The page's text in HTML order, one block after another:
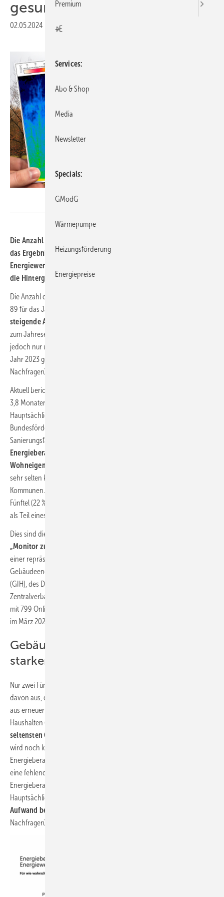
gesunken
02.05.2024 Druckvorschau
Die Anzahl der Energieberatungen ist 2023 stark gesunken, so
das Ergebnis der Sirius Campus Marktuntersuchung „Monitor zur
Energiewende – Perspektive der Energieberater“. Doch was sind
die Hintergründe dafür?
Die Anzahl der Energieberatungen je Energieeffizienz-Experten ist von
89 für das Jahr 2022 auf 54 in 2023 erheblich gesunken. Durch die
steigende Anzahl der Energieeffizienz-Experten
zum Jahresende 2023 ist die Gesamtzahl der Energieberatungen
jedoch nur um 18 % im Vorjahresvergleich auf rund 900 000 für das
Jahr 2023 gesunken. Energieberater erleben einen
Nachfragerückgang von durchschnittlich 4,5 %.
Aktuell berichten Energieberater über ein Auftragspolster von
3,8 Monaten, bei Beratern in Vollzeittätigkeit sogar von 4,5 Monaten.
Hauptsächlich wurden in 2023 Beratungen zu Einzelmaßnahmen der
Bundesförderung für effiziente Gebäude
Sanierungsfahrplänen
Energieberatungsangebot hauptsächlich private
Wohneigentümer
sehr selten kleine und mittlere Unternehmen (KMUs) sowie
Kommunen. Auch bei
Fünftel (22 %) der Energieeffizienz-Experten involviert, am häufigsten
als Teil eines regionalen Energieeffizienz-Netzwerkes.
Dies sind die Ergebnisse der
„Monitor zur Energiewende – Perspektive der Energieberater“
einer repräsentativen Befragung unter den Verbandsmitgliedern des
Gebäudeenergieberater Ingenieure Handwerker Bundesverbands
(GIH), des Deutschen Energieberater-Netzwerks (DEN) und des
Zentralverbands Deutscher Schornsteinfeger (ZDS). Die Stichprobe
mit 799 Online-Interviews wurde mit Unterstützung der drei Verbände
im März 2024 erhoben.
Gebäudeenergiegesetz legt zu
starken Fokus auf Heizungen
Nur zwei Fünftel (39%) der Energieberater geht (sehr) wahrscheinlich
davon aus, dass Deutschland in 2045 Strom und Wärme zu über 90 %
aus erneuerbaren Energien erzeugen wird. Im Vergleich zu privaten
Haushalten (55 %) und KMUs (51 %) sind
seltensten Optimisten der Energiewende.
wird noch kritischer beurteilt. Insgesamt attestieren 84 % der
Energieberater dem GEG einen zu starken Heizungsfokus und 80 %
eine fehlende Klarheit für private Haushalte. Die Hälfte der
Energieberater sind GEG-Kritiker, nur 11 % sind klare Befürworter.
Hauptsächlich mit der
Aufwand bei Förderanträgen
Nachfragerückgang.
Premium
+E
Services
Abo & Shop
Media
Newsletter
Specials
GModG
Wärmepumpe
Heizungsförderung
Energiepreise